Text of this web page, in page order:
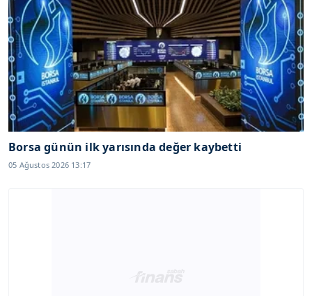
Borsa günün ilk yarısında değer kaybetti
05 Ağustos 2026 13:17